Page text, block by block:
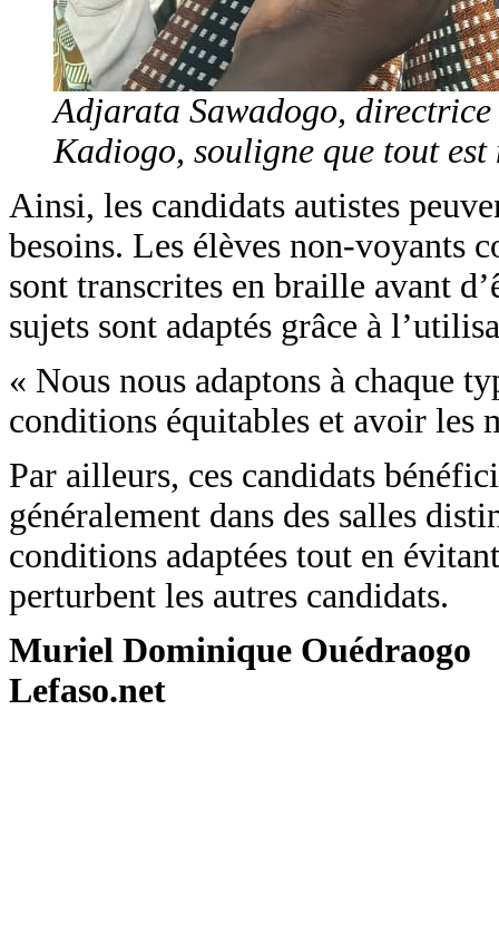
Adjarata Sawadogo,
Kadiogo, souligne que tout
Ainsi, les candidats autistes
besoins. Les élèves non-voyants
sont transcrites en braille avant
sujets sont adaptés grâce à
« Nous nous adaptons à chaque
conditions équitables et avoir les
Par ailleurs, ces candidats
généralement dans des salles
conditions adaptées tout en
perturbent les autres candidats.
Muriel Dominique Ouédraogo
Lefaso.net